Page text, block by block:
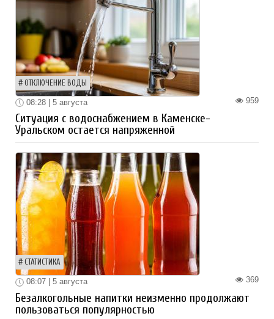
ОТКЛЮЧЕНИЕ ВОДЫ
959
08:28 | 5 августа
Ситуация с водоснабжением в Каменске-
Уральском остается напряженной
СТАТИСТИКА
369
08:07 | 5 августа
Безалкогольные напитки неизменно продолжают
пользоваться популярностью